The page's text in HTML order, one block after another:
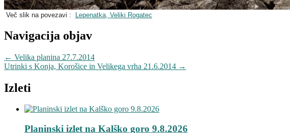
Več slik na povezavi : Lepenatka, Veliki Rogatec
Navigacija objav
← Velika planina 27.7.2014
Utrinki s Konja, Korošice in Velikega vrha 21.6.2014 →
Izleti
Planinski izlet na Kalško goro 9.8.2026